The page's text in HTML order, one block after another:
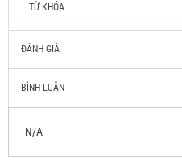
TỪ KHÓA
ĐÁNH GIÁ
BÌNH LUẬN
N/A